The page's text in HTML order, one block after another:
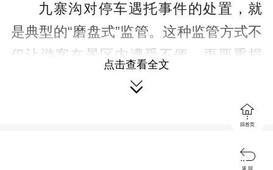
九寨沟对停车遇托事件的处置，就
是典型的“磨盘式”监管。这种监管方式不
仅让游客在景区内遭受不便，更严重损
害了游客对景区的信任和好感。可以
说，九寨沟方对停车乱象并非一无所
知，但长期以来却选择视而不见，未能
采取有效措施进行整治。直到舆论压力
点击查看全文


回首页

返 回